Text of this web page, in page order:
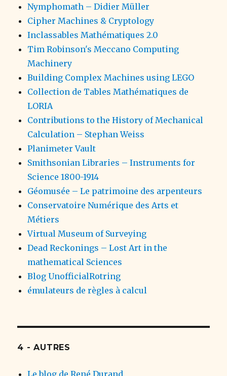
Nymphomath – Didier Müller
Cipher Machines & Cryptology
Inclassables Mathématiques 2.0
Tim Robinson's Meccano Computing
Machinery
Building Complex Machines using LEGO
Collection de Tables Mathématiques de
LORIA
Contributions to the History of Mechanical
Calculation – Stephan Weiss
Planimeter Vault
Smithsonian Libraries – Instruments for
Science 1800-1914
Géomusée – Le patrimoine des arpenteurs
Conservatoire Numérique des Arts et
Métiers
Virtual Museum of Surveying
Dead Reckonings – Lost Art in the
mathematical Sciences
Blog UnofficialRotring
émulateurs de règles à calcul
4 - AUTRES